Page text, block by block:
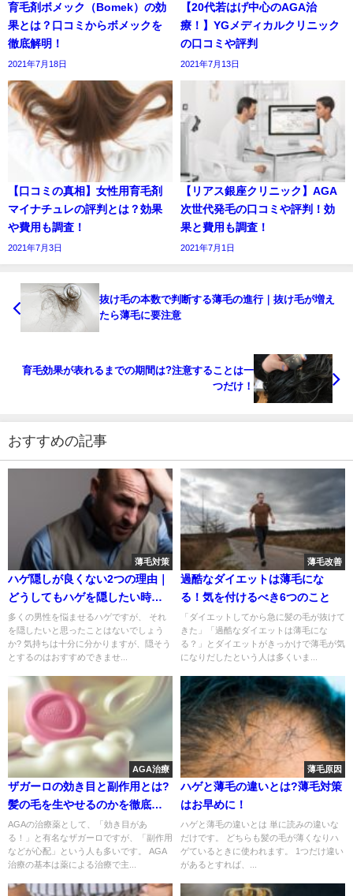
育毛剤ボメック（Bomek）の効
果とは？口コミからボメックを
徹底解明！
2021年7月18日
【20代若はげ中心のAGA治
療！】YGメディカルクリニック
の口コミや評判
2021年7月13日
【口コミの真相】女性用育毛剤
マイナチュレの評判とは？効果
や費用も調査！
2021年7月3日
【リアス銀座クリニック】AGA
次世代発毛の口コミや評判！効
果と費用も調査！
2021年7月1日
抜け毛の本数で判断する薄毛の進行｜抜け毛が増え
たら薄毛に要注意
育毛効果が表れるまでの期間は?注意することは一
つだけ！
おすすめの記事
薄毛対策
ハゲ隠しが良くない2つの理由｜
どうしてもハゲを隠したい時の
対処法
多くの男性を悩ませるハゲですが、 それ
を隠したいと思ったことはないでしょう
か? 気持ちは十分に分かりますが、隠そう
とするのはおすすめできませ...
薄毛改善
過酷なダイエットは薄毛にな
る！気を付けるべき6つのこと
「ダイエットしてから急に髪の毛が抜けて
きた」「過酷なダイエットは薄毛にな
る？」とダイエットがきっかけで薄毛が気
になりだしたという人は多くいま...
AGA治療
ザガーロの効き目と副作用とは?
髪の毛を生やせるのかを徹底検
証！
AGAの治療薬として、「効き目があ
る！」と有名なザガーロですが、「副作用
などが心配」という人も多いです。 AGA
治療の基本は薬による治療で主...
薄毛原因
ハゲと薄毛の違いとは?薄毛対策
はお早めに！
ハゲと薄毛の違いとは 単に読みの違いな
だけです。 どちらも髪の毛が薄くなりハ
ゲているときに使われます。 1つだけ違い
があるとすれば、...